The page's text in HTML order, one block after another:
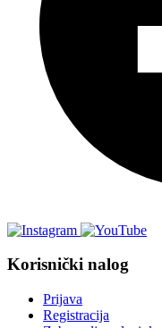
Korisnički nalog
Prijava
Registracija